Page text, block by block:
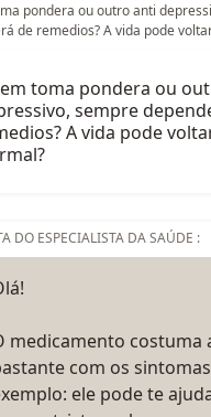
pondera ou outro anti
de remedios? A vida pode
toma pondera ou
sempre
A vida pode
DO ESPECIALISTA DA SAÚDE :
medicamento costuma
com os
ele pode te